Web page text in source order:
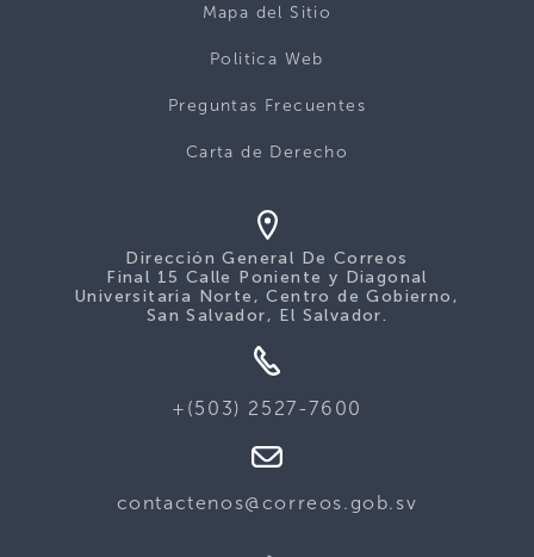
Mapa del Sitio
Politica Web
Preguntas Frecuentes
Carta de Derecho
Dirección General De Correos
Final 15 Calle Poniente y Diagonal
Universitaria Norte, Centro de Gobierno,
San Salvador, El Salvador.
+(503) 2527-7600
contactenos@correos.gob.sv